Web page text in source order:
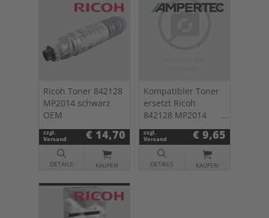
Ricoh Toner 842128
MP2014 schwarz
OEM
zzgl.
Versand
€ 14,70
DETAILS KAUFEN
Kompatibler Toner
ersetzt Ricoh
842128 MP2014
schwarz
zzgl.
Versand
€ 9,65
DETAILS KAUFEN